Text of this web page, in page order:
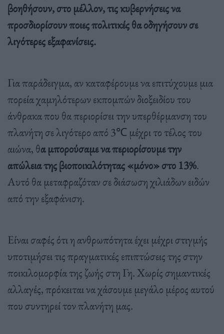
βοηθήσουν, στο μέλλον, τις κυβερνήσεις να
προσδιορίσουν ποιες πολιτικές θα οδηγήσουν σε
λιγότερες εξαφανίσεις.
Για παράδειγμα, αν καταφέρουμε να επιτύχουμε μια
πορεία χαμηλότερων εκπομπών διοξειδίου του
άνθρακα που θα περιορίσει την υπερθέρμανση του
πλανήτη σε λιγότερο από 3℃ μέχρι το τέλος του
αιώνα, θα μπορούσαμε να περιορίσουμε την
απώλεια της βιοποικιλότητας «μόνο» στο 13%.
Αυτό θα μεταφραζόταν σε διάσωση χιλιάδων ειδών
από την εξαφάνιση.
Είναι σαφές ότι η ανθρωπότητα έχει μέχρι στιγμής
υποτιμήσει τις πραγματικές επιπτώσεις της στην
ποικιλομορφία της ζωής στη Γη. Χωρίς σημαντικές
αλλαγές, πρόκειται να χάσουμε μεγάλο μέρος αυτού
που συντηρεί τον πλανήτη μας.